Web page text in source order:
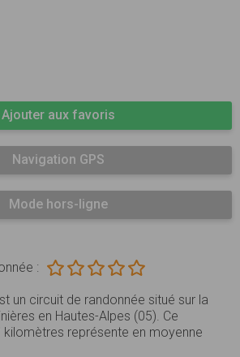
Ajouter aux favoris
Navigation GPS
Mode hors-ligne
:
un circuit de randonnée situé sur la
en Hautes-Alpes (05). Ce
kilomètres représente en moyenne